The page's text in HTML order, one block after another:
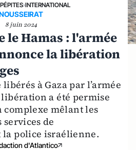
PÉPITES›INTERNATIONAL
8 juin 2024
le Hamas : l'armée
la libération
libérés à Gaza par l’armée
a été permise
mêlant les
services de
police israélienne.
d'Atlantico